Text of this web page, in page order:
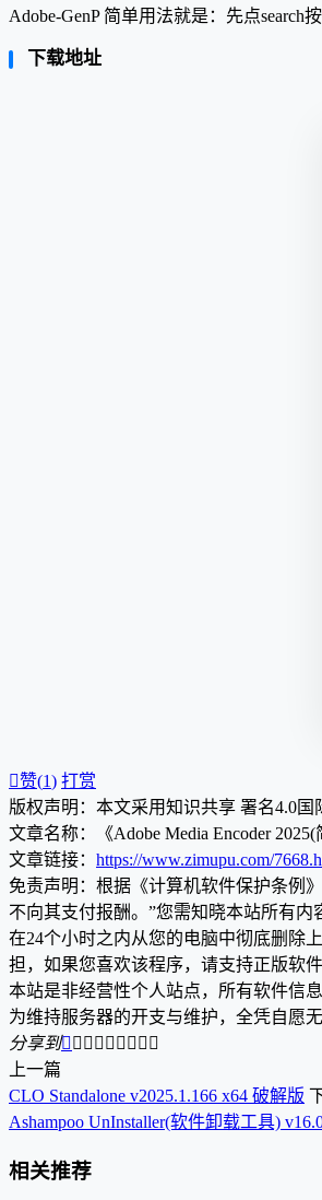
Adobe-GenP 简单用法就是：先点search
下载地址
赞(1) 打赏
版权声明：本文采用知识共享 署名4.0
文章名称：《Adobe Media Encoder 2025(
文章链接： https://www.zimupu.com/
免责声明：根据《计算机软件保护条例
不向其支付报酬。”您需知晓本站所有
在24个小时之内从您的电脑中彻底删除
担，如果您喜欢该程序，请支持正版软
本站是非经营性个人站点，所有软件信
为维持服务器的开支与维护，全凭自愿无
分享到        
上一篇
CLO Standalone v2025.1.166 x64 破解版
Ashampoo UnInstaller(软件卸载工具)
相关推荐